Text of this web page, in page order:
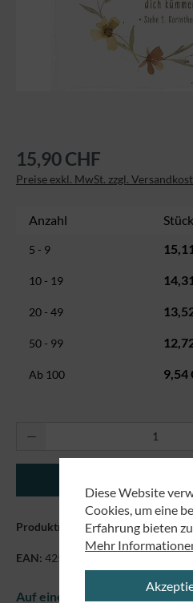
15,90 CHF
Preise exkl. MwSt. zzgl.
Anzahl
5 - 9
10 - 19
20 - 49
50 - 99
Ab 100 9,54
Produkt Anzahl: Gib
Produktnummer:7186075
EAN: 4250479869721
Auf einem Blick
Diese Website
Cookies, um eine
Erfahrung bieten
Mehr Informationen